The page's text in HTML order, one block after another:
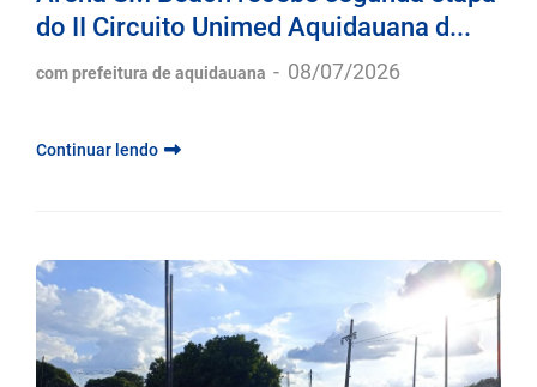
do II Circuito Unimed Aquidauana d...
com prefeitura de aquidauana - 08/07/2026
Continuar lendo